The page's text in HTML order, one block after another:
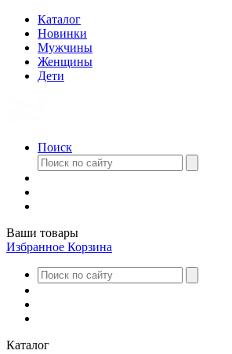
Каталог
Новинки
Мужчины
Женщины
Дети
Поиск
Ваши товары
Избранное Корзина
Каталог